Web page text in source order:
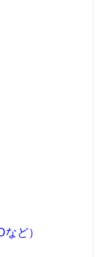
ど）